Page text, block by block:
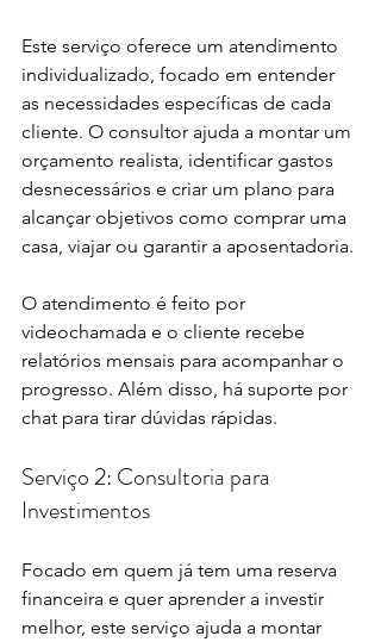
Este serviço oferece um atendimento
individualizado, focado em entender
as necessidades específicas de cada
cliente. O consultor ajuda a montar um
orçamento realista, identificar gastos
desnecessários e criar um plano para
alcançar objetivos como comprar uma
casa, viajar ou garantir a aposentadoria.
O atendimento é feito por
videochamada e o cliente recebe
relatórios mensais para acompanhar o
progresso. Além disso, há suporte por
chat para tirar dúvidas rápidas.
Serviço 2: Consultoria para
Investimentos
Focado em quem já tem uma reserva
financeira e quer aprender a investir
melhor, este serviço ajuda a montar